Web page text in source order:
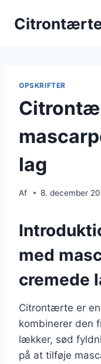
OPSKRIFTER
lag
Af 8. december
med
cremede
Citrontærte er
kombinerer den
lækker, sød
på at tilføje